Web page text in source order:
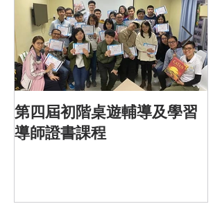
第四屆初階桌遊輔導及學習
導師證書課程